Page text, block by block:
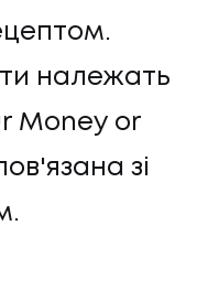
належать
Money or
зі